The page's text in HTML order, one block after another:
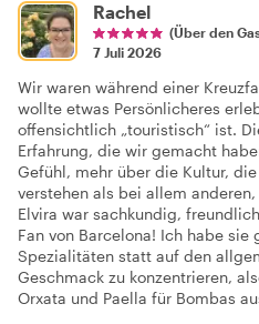
Rachel
(Über den
7 Juli 2026
Wir waren während einer
wollte etwas Persönlicheres
offensichtlich „touristisch“ ist.
Erfahrung, die wir gemacht
Gefühl, mehr über die Kultur,
verstehen als bei allem
Elvira war sachkundig,
Fan von Barcelona! Ich habe
Spezialitäten statt auf den
Geschmack zu konzentrieren,
Orxata und Paella für Bombas